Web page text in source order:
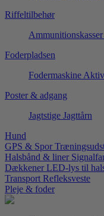
Riffeltilbehør
Ammunitionskasser
Foderpladsen
Fodermaskine
Poster & adgang
Jagtstige Jagttårn
Hund
GPS & Spor
Halsbånd & liner
Dækkener LED-lys til
Transport Refleksveste
Pleje & foder